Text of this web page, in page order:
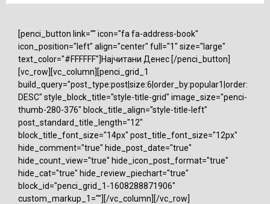
[penci_button link="" icon="fa fa-address-book"
icon_position="left" align="center" full="1" size="large"
text_color="#FFFFFF"]Најчитани Денес [/penci_button]
[vc_row][vc_column][penci_grid_1
build_query="post_type:post|size:6|order_by:popular1|order:
DESC" style_block_title="style-title-grid" image_size="penci-
thumb-280-376" block_title_align="style-title-left"
post_standard_title_length="12"
block_title_font_size="14px" post_title_font_size="12px"
hide_comment="true" hide_post_date="true"
hide_count_view="true" hide_icon_post_format="true"
hide_cat="true" hide_review_piechart="true"
block_id="penci_grid_1-1608288871906"
custom_markup_1=""][/vc_column][/vc_row]